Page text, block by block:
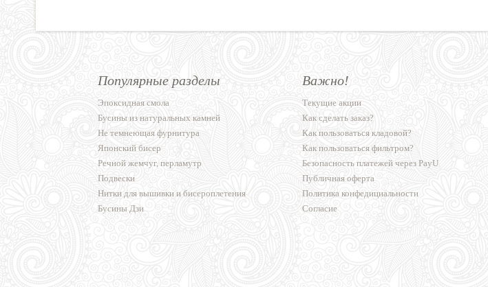
Популярные разделы
Эпоксидная смола
Бусины из натуральных камней
Не темнеющая фурнитура
Японский бисер
Речной жемчуг, перламутр
Подвески
Нитки для вышивки и бисероплетения
Бусины Дзи
Важно!
Текущие акции
Как сделать заказ?
Как пользоваться кладовой?
Как пользоваться фильтром?
Безопасность платежей через PayU
Публичная оферта
Политика конфедициальности
Согласие